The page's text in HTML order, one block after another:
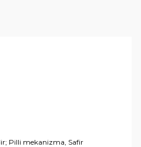
Pilli mekanizma, Safir